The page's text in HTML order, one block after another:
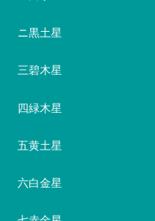
ニ黒土星
三碧木星
四緑木星
五黄土星
六白金星